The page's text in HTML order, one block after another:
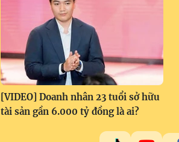
[VIDEO] Doanh nhân 23 tuổi sở hữu
tài sản gần 6.000 tỷ đồng là ai?